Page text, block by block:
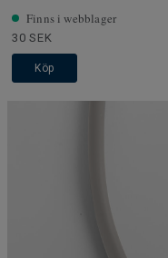
Finns i webblager
30 SEK
Köp